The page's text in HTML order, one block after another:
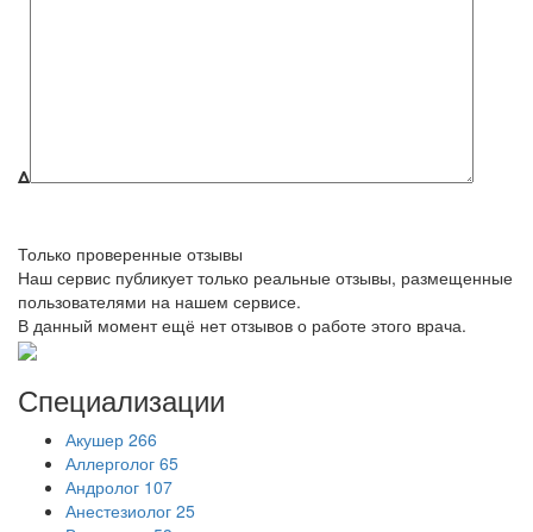
Δ
Только проверенные отзывы
Наш сервис публикует только реальные отзывы, размещенные
пользователями на нашем сервисе.
В данный момент ещё нет отзывов о работе этого врача.
Специализации
Акушер 266
Аллерголог 65
Андролог 107
Анестезиолог 25